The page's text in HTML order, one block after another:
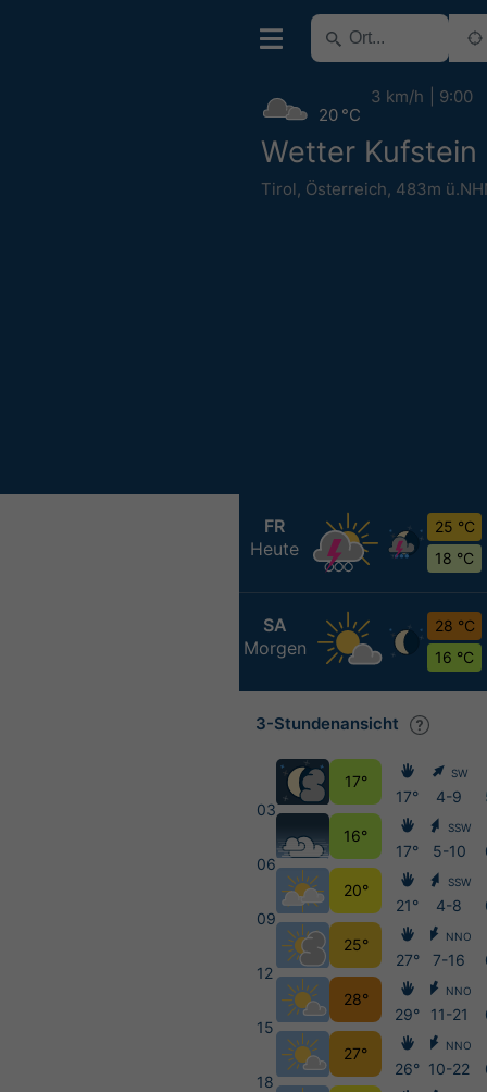
Wetter Kufstein
Tirol, Österreich, 483m
20 °C
3 km/h 9:00
FR
Heute
25 °C
18 °C
SA
Morgen
28 °C
16 °C
3-Stundenansicht
03
06
09
12
15
18
17°
16°
20°
25°
28°
27°
17°
17°
21°
27°
29°
26°
SW
4-9
SSW
5-10
SSW
4-8
NNO
7-16
NNO
11-21
NNO
10-22